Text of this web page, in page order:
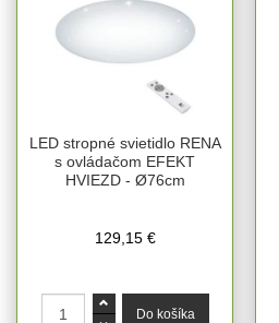
LED stropné svietidlo RENA
s ovládačom EFEKT
HVIEZD - Ø76cm
129,15 €